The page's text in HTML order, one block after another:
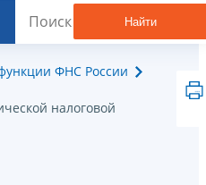
Найти
ФНС России
налоговой